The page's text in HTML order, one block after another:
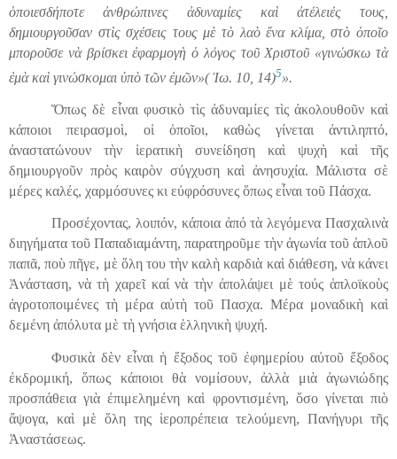
ὁποιεσδήποτε ἀνθρώπινες ἀδυναμίες καὶ ἀτέλειές τους,
δημιουργοῦσαν στὶς σχέσεις τους μὲ τὸ λαὸ ἕνα κλίμα, στὸ ὁποῖο
μποροῦσε νὰ βρίσκει ἐφαρμογὴ ὁ λόγος τοῦ Χριστοῦ «γινώσκω τὰ
ἐμὰ καὶ γινώσκομαι ὑπὸ τῶν ἐμῶν»( Ἰω. 10, 14)5».
Ὅπως δὲ εἶναι φυσικὸ τὶς ἀδυναμίες τὶς ἀκολουθοῦν καὶ
κάποιοι πειρασμοὶ, οἱ ὁποῖοι, καθὼς γίνεται ἀντιληπτό,
ἀναστατώνουν τὴν ἱερατικὴ συνείδηση καὶ ψυχὴ καὶ τῆς
δημιουργοῦν πρὸς καιρὸν σύγχυση καὶ ἀνησυχία. Μάλιστα σὲ
μέρες καλές, χαρμόσυνες κι εὐφρόσυνες ὅπως εἶναι τοῦ Πάσχα.
Προσέχοντας, λοιπόν, κάποια ἀπό τὰ λεγόμενα Πασχαλινὰ
διηγήματα τοῦ Παπαδιαμάντη, παρατηροῦμε τὴν ἀγωνία τοῦ ἁπλοῦ
παπᾶ, ποὺ πῆγε, μὲ ὅλη του τὴν καλὴ καρδιὰ καὶ διάθεση, νὰ κάνει
Ἀνάσταση, νὰ τὴ χαρεῖ καί νὰ τὴν ἀπολάψει μὲ τούς ἁπλοϊκοὺς
ἀγροτοποιμένες τὴ μέρα αὐτὴ τοῦ Πασχα. Μέρα μοναδικὴ καὶ
δεμένη ἀπόλυτα μὲ τὴ γνήσια ἑλληνικὴ ψυχή.
Φυσικὰ δὲν εἶναι ἡ ἔξοδος τοῦ ἐφημερίου αὐτοῦ ἔξοδος
ἐκδρομική, ὅπως κάποιοι θὰ νομίσουν, ἀλλὰ μιὰ ἀγωνιώδης
προσπάθεια γιὰ ἐπιμελημένη καὶ φροντισμένη, ὅσο γίνεται πιὸ
ἄψογα, καὶ μὲ ὅλη της ἱεροπρέπεια τελούμενη, Πανήγυρι τῆς
Ἀναστάσεως.